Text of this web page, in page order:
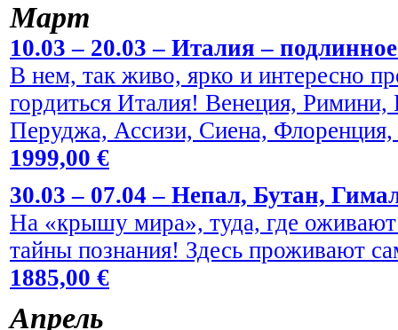
Maрт
10.03 – 20.03 – Италия –
В нем, так живо, ярко и интересно
гордиться Италия! Венеция,
Перуджа, Ассизи, Сиена,
1999,00 €
30.03 – 07.04 – Непал, Бутан,
На «крышу мира», туда, где
тайны познания! Здесь проживают
1885,00 €
Aпрель